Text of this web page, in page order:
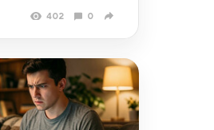
402 0